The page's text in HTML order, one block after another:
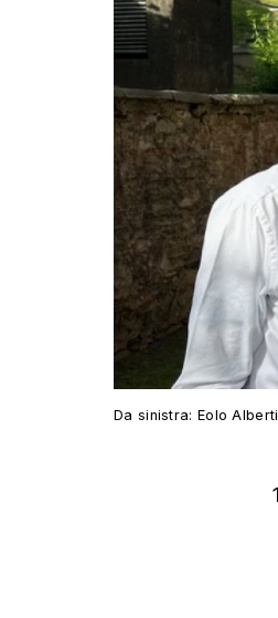
Da sinistra: Eolo